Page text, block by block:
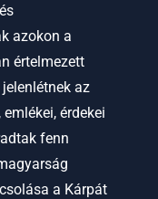
azokon a
értelmezett
az
érdekei
fenn
a Kárpát